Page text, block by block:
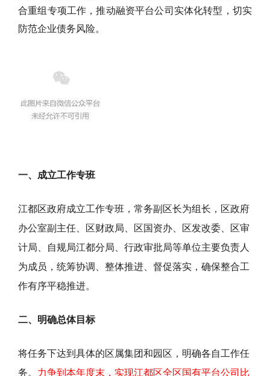
合重组专项工作，推动融资平台公司实体化转型，切实
防范企业债务风险。
一、成立工作专班
江都区政府成立工作专班，常务副区长为组长，区政府
办公室副主任、区财政局、区国资办、区发改委、区审
计局、自规局江都分局、行政审批局等单位主要负责人
为成员，统筹协调、整体推进、督促落实，确保整合工
作有序平稳推进。
二、明确总体目标
将任务下达到具体的区属集团和园区，明确各自工作任
务。 力争到本年度末，实现江都区全区国有平台公司比